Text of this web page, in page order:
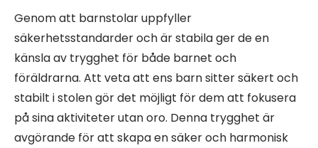
Genom att barnstolar uppfyller
säkerhetsstandarder och är stabila ger de en
känsla av trygghet för både barnet och
föräldrarna. Att veta att ens barn sitter säkert och
stabilt i stolen gör det möjligt för dem att fokusera
på sina aktiviteter utan oro. Denna trygghet är
avgörande för att skapa en säker och harmonisk